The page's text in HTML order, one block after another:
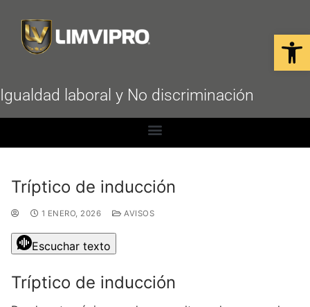
Igualdad laboral y No discriminación
Tríptico de inducción
1 ENERO, 2026 AVISOS
Escuchar texto
Tríptico de inducción